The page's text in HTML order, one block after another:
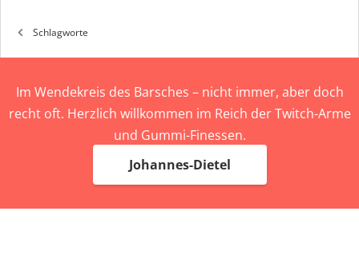
Schlagworte
Im Wendekreis des Barsches – nicht immer, aber doch
recht oft. Herzlich willkommen im Reich der Twitch-Arme
und Gummi-Finessen.
Johannes-Dietel